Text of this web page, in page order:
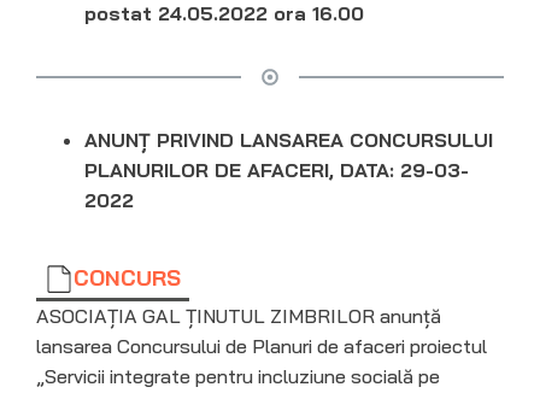
postat 24.05.2022 ora 16.00
ANUNȚ PRIVIND LANSAREA CONCURSULUI
PLANURILOR DE AFACERI, DATA: 29-03-
2022
CONCURS
ASOCIAȚIA GAL ȚINUTUL ZIMBRILOR anunță
lansarea Concursului de Planuri de afaceri proiectul
„Servicii integrate pentru incluziune socială pe